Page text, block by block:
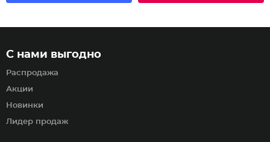
С нами выгодно
Распродажа
Акции
Новинки
Лидер продаж